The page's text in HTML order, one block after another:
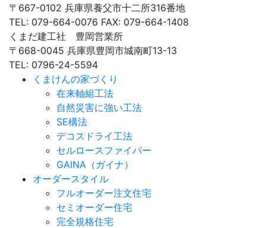
〒667-0102 兵庫県養父市十二所316番地
TEL: 079-664-0076 FAX: 079-664-1408
くまだ建工社 豊岡営業所
〒668-0045 兵庫県豊岡市城南町13-13
TEL: 0796-24-5594
くまけんの家づくり
在来軸組工法
自然災害に強い工法
SE構法
デコスドライ工法
セルロースファイバー
GAINA（ガイナ）
オーダースタイル
フルオーダー注文住宅
セミオーダー住宅
完全規格住宅